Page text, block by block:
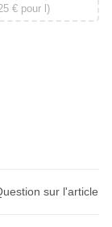
€ pour l)
sur l'article